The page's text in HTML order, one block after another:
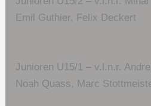
Emil Guthier, Felix Deckert
Junioren U15/1 – v.l.n.r.
Noah Quass, Marc